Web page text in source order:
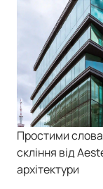
Простими
скління від
архітектури